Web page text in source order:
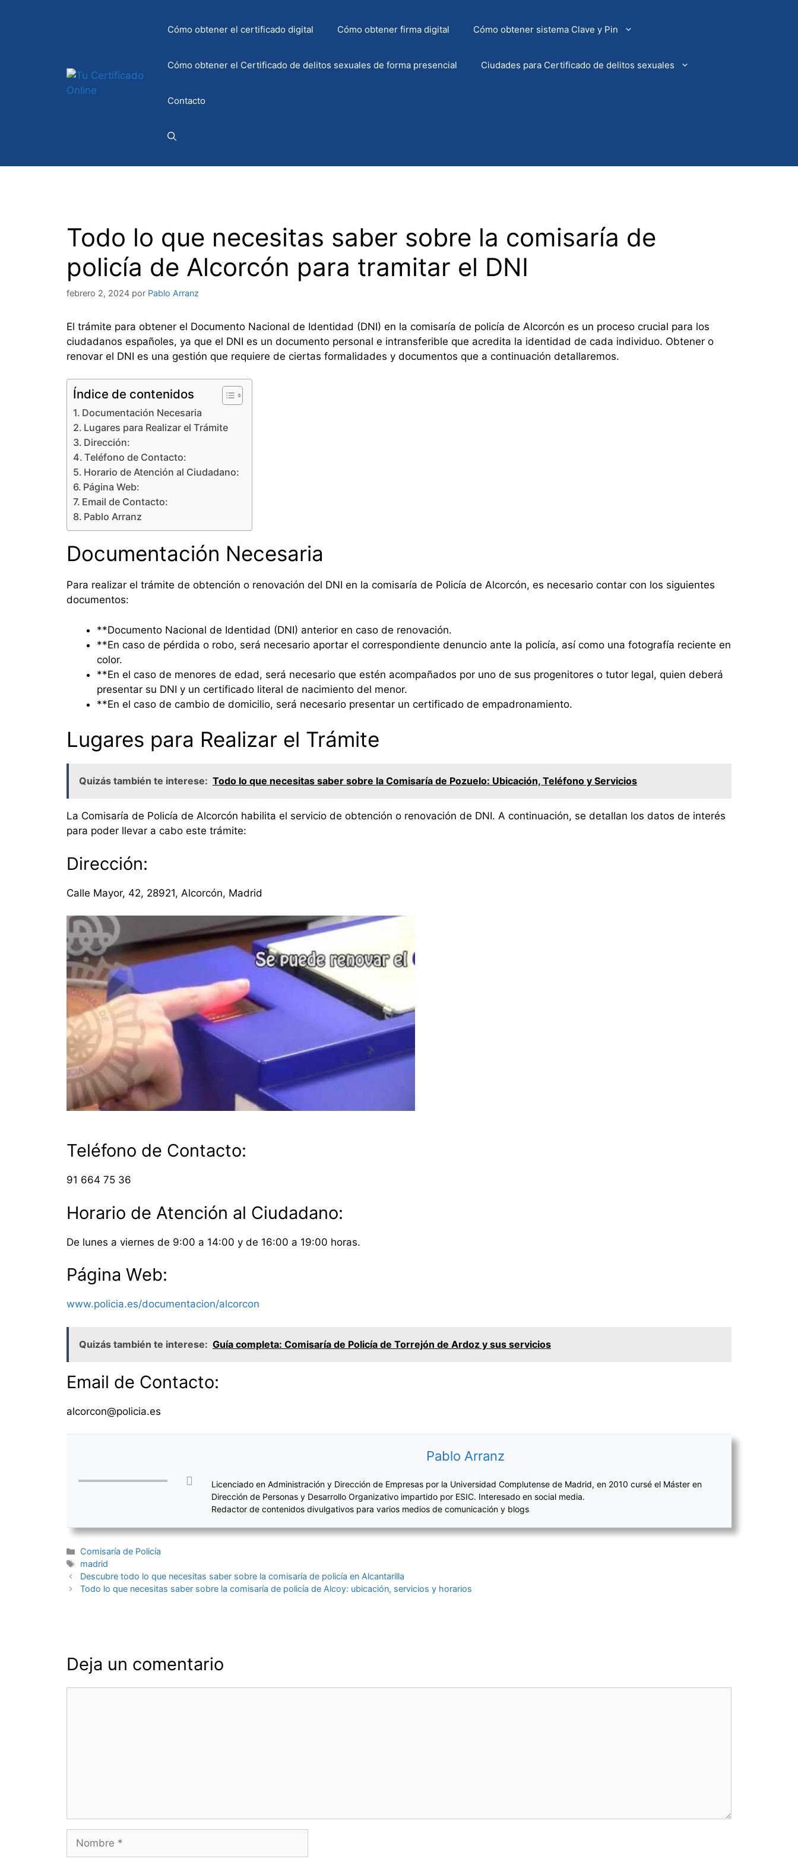
Cómo obtener el certificado digital Cómo obtener firma digital Cómo obtener sistema Clave y Pin
Cómo obtener el Certificado de delitos sexuales de forma presencial Ciudades para Certificado de delitos sexuales
Contacto
Todo lo que necesitas saber sobre la comisaría de
policía de Alcorcón para tramitar el DNI
febrero 2, 2024 por Pablo Arranz
El trámite para obtener el Documento Nacional de Identidad (DNI) en la comisaría de policía de Alcorcón es un proceso crucial para los
ciudadanos españoles, ya que el DNI es un documento personal e intransferible que acredita la identidad de cada individuo. Obtener o
renovar el DNI es una gestión que requiere de ciertas formalidades y documentos que a continuación detallaremos.
Índice de contenidos
Documentación Necesaria
Lugares para Realizar el Trámite
Dirección:
Teléfono de Contacto:
Horario de Atención al Ciudadano:
Página Web:
Email de Contacto:
Pablo Arranz
Documentación Necesaria
Para realizar el trámite de obtención o renovación del DNI en la comisaría de Policía de Alcorcón, es necesario contar con los siguientes
documentos:
**Documento Nacional de Identidad (DNI) anterior en caso de renovación.
**En caso de pérdida o robo, será necesario aportar el correspondiente denuncio ante la policía, así como una fotografía reciente en
color.
**En el caso de menores de edad, será necesario que estén acompañados por uno de sus progenitores o tutor legal, quien deberá
presentar su DNI y un certificado literal de nacimiento del menor.
**En el caso de cambio de domicilio, será necesario presentar un certificado de empadronamiento.
Lugares para Realizar el Trámite
Quizás también te interese: Todo lo que necesitas saber sobre la Comisaría de Pozuelo: Ubicación, Teléfono y Servicios
La Comisaría de Policía de Alcorcón habilita el servicio de obtención o renovación de DNI. A continuación, se detallan los datos de interés
para poder llevar a cabo este trámite:
Dirección:
Calle Mayor, 42, 28921, Alcorcón, Madrid
Teléfono de Contacto:
91 664 75 36
Horario de Atención al Ciudadano:
De lunes a viernes de 9:00 a 14:00 y de 16:00 a 19:00 horas.
Página Web:
www.policia.es/documentacion/alcorcon
Quizás también te interese: Guía completa: Comisaría de Policía de Torrejón de Ardoz y sus servicios
Email de Contacto:
alcorcon@policia.es
Pablo Arranz
Licenciado en Administración y Dirección de Empresas por la Universidad Complutense de Madrid, en 2010 cursé el Máster en
Dirección de Personas y Desarrollo Organizativo impartido por ESIC. Interesado en social media.
Redactor de contenidos divulgativos para varios medios de comunicación y blogs
Categorías
Comisaría de Policía
Etiquetas
madrid
Navegación
de
Descubre todo lo que necesitas saber sobre la comisaría de policía en Alcantarilla
Todo lo que necesitas saber sobre la comisaría de policía de Alcoy: ubicación, servicios y horarios
Deja un comentario
Nombre